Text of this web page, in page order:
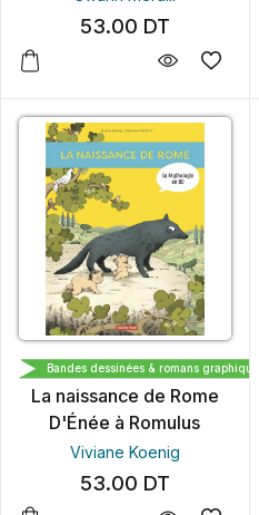
53.00 DT
CASTERMAN
La naissance de Rome
D'Énée à Romulus
Viviane Koenig
53.00 DT
Bandes dessinées & romans graphiques